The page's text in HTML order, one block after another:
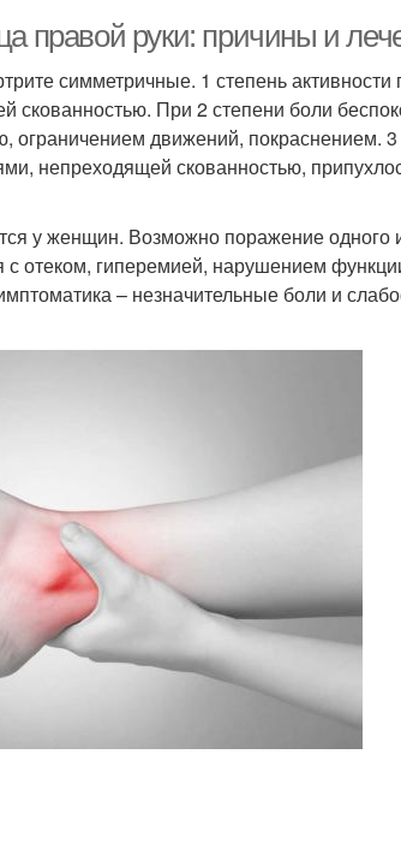
правой руки: причины и
симметричные. 1 степень активности
При 2 степени боли
ограничением движений, покраснением. 3
непреходящей скованностью,
у женщин. Возможно поражение одного
с отеком, гиперемией, нарушением
– незначительные боли и